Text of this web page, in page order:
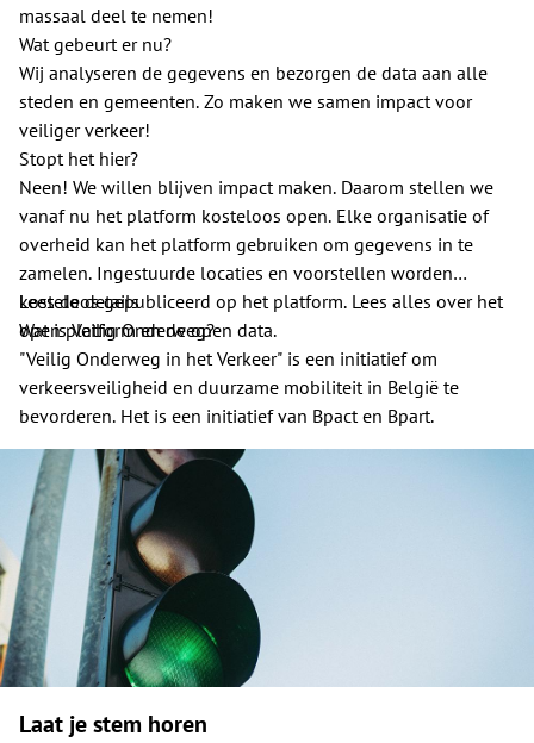
massaal deel te nemen!
Wat gebeurt er nu?
Wij analyseren de gegevens en bezorgen de data aan alle
steden en gemeenten. Zo maken we samen impact voor
veiliger verkeer!
Stopt het hier?
Neen! We willen blijven impact maken. Daarom stellen we
vanaf nu het platform kosteloos open. Elke organisatie of
overheid kan het platform gebruiken om gegevens in te
zamelen. Ingestuurde locaties en voorstellen worden
kosteloos gepubliceerd op het platform. Lees alles over het
open platform en de open data.
Lees de details
Wat is Veilig Onderweg?
"Veilig Onderweg in het Verkeer" is een initiatief om
verkeersveiligheid en duurzame mobiliteit in België te
bevorderen. Het is een initiatief van Bpact en Bpart.
Laat je stem horen